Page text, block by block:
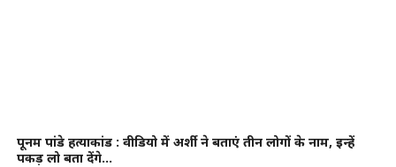
पूनम पांडे हत्याकांड : वीडियो में अर्शी ने बताएं तीन लोगों के नाम, इन्हें
पकड़ लो बता देंगे…